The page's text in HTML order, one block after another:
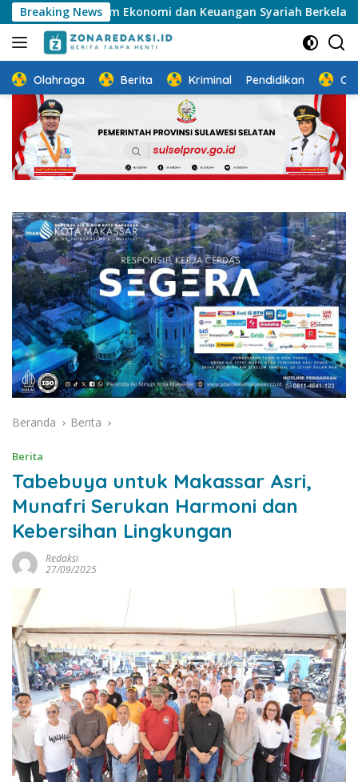
Langsung
ke
konten
Breaking News
Ekonomi dan Keuangan Syariah Berkelanjutan
Olahraga Berita Kriminal Pendidikan
Beranda Berita
Berita
Tabebuya untuk Makassar Asri,
Munafri Serukan Harmoni dan
Kebersihan Lingkungan
Redaksi
27/09/2025